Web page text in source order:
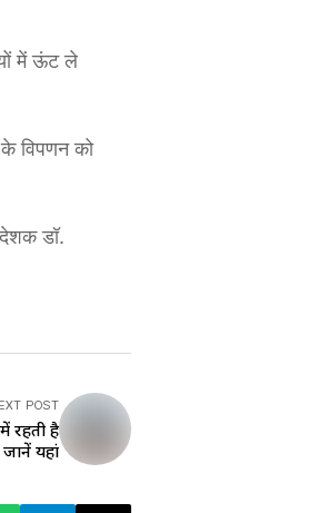
में ऊंट ले
विपणन को
डॉ.
POST
रहती है
यहां